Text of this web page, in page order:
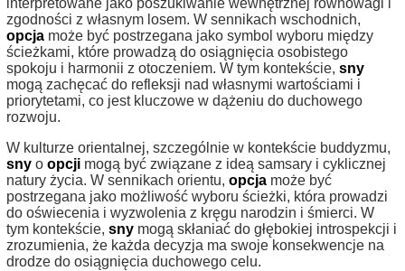
interpretowane jako poszukiwanie wewnętrznej równowagi i
zgodności z własnym losem. W sennikach wschodnich,
opcja może być postrzegana jako symbol wyboru między
ścieżkami, które prowadzą do osiągnięcia osobistego
spokoju i harmonii z otoczeniem. W tym kontekście, sny
mogą zachęcać do refleksji nad własnymi wartościami i
priorytetami, co jest kluczowe w dążeniu do duchowego
rozwoju.
W kulturze orientalnej, szczególnie w kontekście buddyzmu,
sny o opcji mogą być związane z ideą samsary i cyklicznej
natury życia. W sennikach orientu, opcja może być
postrzegana jako możliwość wyboru ścieżki, która prowadzi
do oświecenia i wyzwolenia z kręgu narodzin i śmierci. W
tym kontekście, sny mogą skłaniać do głębokiej introspekcji i
zrozumienia, że każda decyzja ma swoje konsekwencje na
drodze do osiągnięcia duchowego celu.